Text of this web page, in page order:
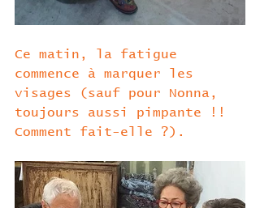
Ce matin, la fatigue
commence à marquer les
visages (sauf pour Nonna,
toujours aussi pimpante !!
Comment fait-elle ?).